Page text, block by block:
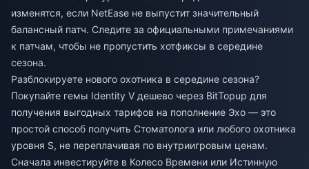
изменятся, если NetEase не выпустит значительный
балансный патч. Следите за официальными примечаниями
к патчам, чтобы не пропустить хотфиксы в середине
сезона.
Разблокируете нового охотника в середине сезона?
Покупайте гемы Identity V дешево через BitTopup для
получения выгодных тарифов на пополнение Эхо — это
простой способ получить Стоматолога или любого охотника
уровня S, не переплачивая по внутриигровым ценам.
Сначала инвестируйте в Колесо Времени или Истинную